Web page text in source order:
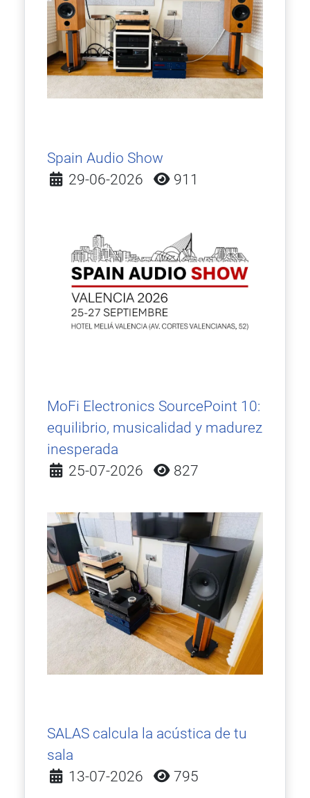
Spain Audio Show
Detalles
29-06-2026 911
MoFi Electronics SourcePoint 10:
equilibrio, musicalidad y madurez
inesperada
Detalles
25-07-2026 827
SALAS calcula la acústica de tu
sala
Detalles
13-07-2026 795